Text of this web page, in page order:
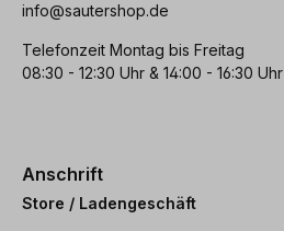
info@sautershop.de
Telefonzeit Montag bis Freitag
08:30 - 12:30 Uhr & 14:00 - 16:30 Uhr
Anschrift
Store / Ladengeschäft